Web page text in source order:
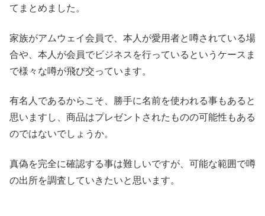
てまとめました。
家族がアムウェイ会員で、本人が愛用者と噂されている場
合や、本人が会員でビジネスを行っているというケースま
で様々な噂が飛び交っています。
有名人であるからこそ、勝手に名前を使われる事もあると
思いますし、商品はプレゼントされたものの可能性もある
のではないでしょうか。
真偽を完全に確認する事は難しいですが、可能な範囲で噂
の出所を調査していきたいと思います。